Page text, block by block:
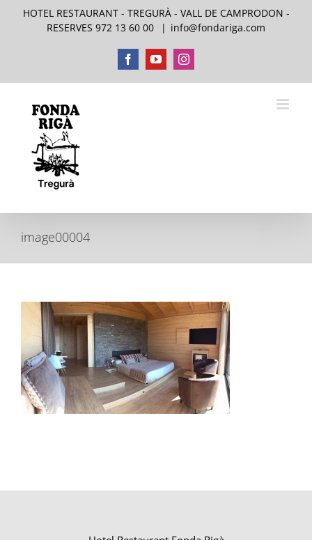
HOTEL RESTAURANT - TREGURÀ - VALL DE CAMPRODON -
RESERVES 972 13 60 00
| info@fondariga.com
FacebookYouTubeInstagram
image00004